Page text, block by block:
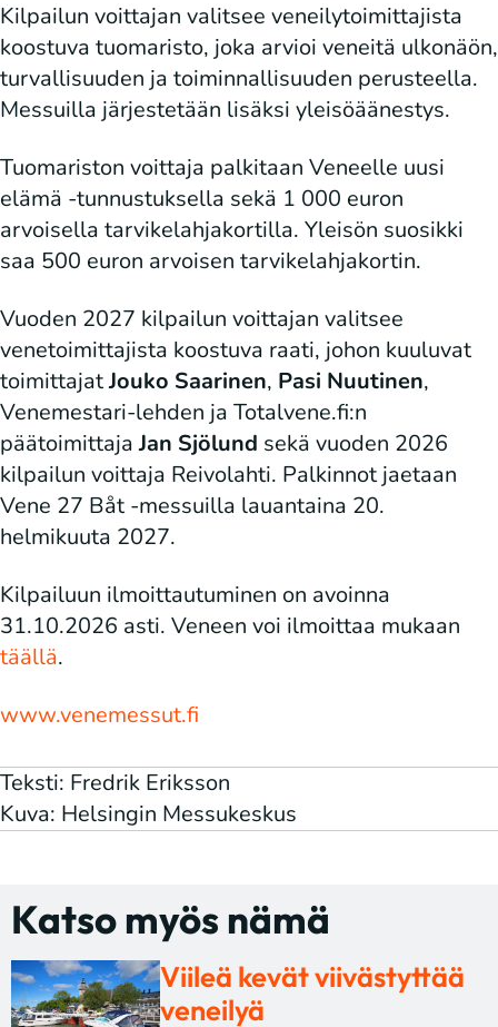
Kilpailun voittajan valitsee veneilytoimittajista
koostuva tuomaristo, joka arvioi veneitä ulkonäön,
turvallisuuden ja toiminnallisuuden perusteella.
Messuilla järjestetään lisäksi yleisöäänestys.
Tuomariston voittaja palkitaan Veneelle uusi
elämä -tunnustuksella sekä 1 000 euron
arvoisella tarvikelahjakortilla. Yleisön suosikki
saa 500 euron arvoisen tarvikelahjakortin.
Vuoden 2027 kilpailun voittajan valitsee
venetoimittajista koostuva raati, johon kuuluvat
toimittajatJouko Saarinen, Pasi Nuutinen,
Venemestari-lehden ja Totalvene.fi:n
päätoimittajaJan Sjölund sekä vuoden 2026
kilpailun voittaja Reivolahti. Palkinnot jaetaan
Vene 27 Båt -messuilla lauantaina 20.
helmikuuta 2027.
Kilpailuun ilmoittautuminen on avoinna
31.10.2026 asti. Veneen voi ilmoittaa mukaan
täällä.
www.venemessut.fi
Teksti: Fredrik Eriksson
Kuva: Helsingin Messukeskus
Katso myös nämä
Viileä kevät viivästyttää
veneilyä